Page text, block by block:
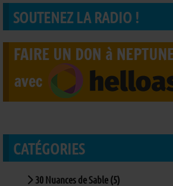
SOUTENEZ LA RADIO !
CATÉGORIES
30 Nuances de Sable (5)